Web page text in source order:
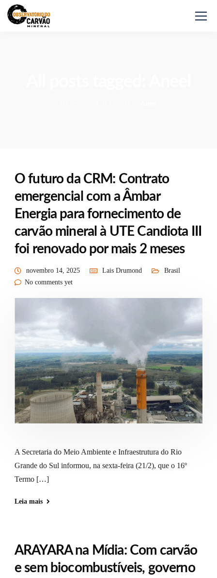
O futuro da CRM: Contrato
emergencial com a Âmbar
Energia para fornecimento de
carvão mineral à UTE Candiota III
foi renovado por mais 2 meses
novembro 14, 2025 Lais Drumond
Brasil
No comments yet
A Secretaria do Meio Ambiente e Infraestrutura do Rio
Grande do Sul informou, na sexta-feira (21/2), que o 16º
Termo […]
Leia mais
ARAYARA na Mídia: Com carvão
e sem biocombustíveis, governo